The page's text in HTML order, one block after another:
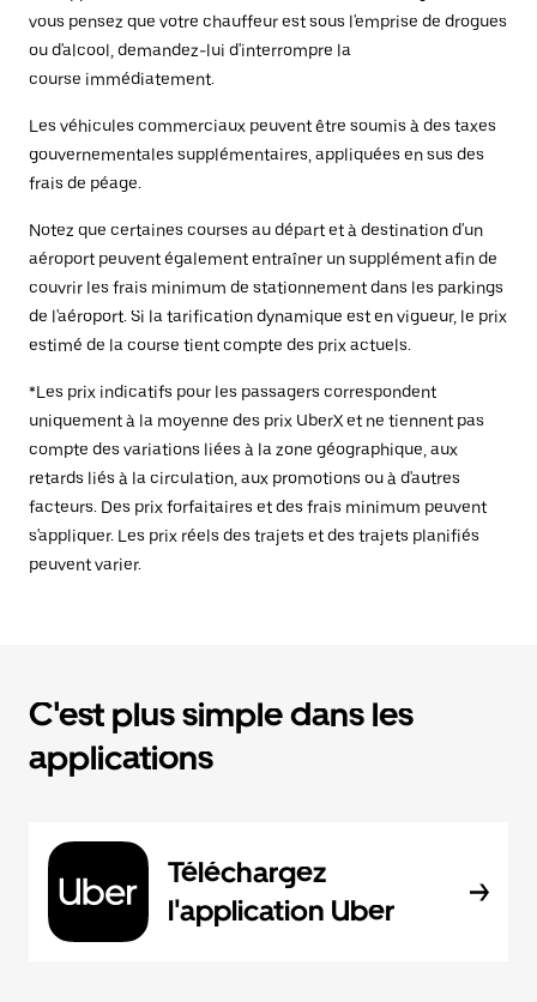
vous pensez que votre chauffeur est sous l'emprise de drogues
ou d'alcool, demandez-lui d'interrompre la
course immédiatement.
Les véhicules commerciaux peuvent être soumis à des taxes
gouvernementales supplémentaires, appliquées en sus des
frais de péage.
Notez que certaines courses au départ et à destination d'un
aéroport peuvent également entraîner un supplément afin de
couvrir les frais minimum de stationnement dans les parkings
de l'aéroport. Si la tarification dynamique est en vigueur, le prix
estimé de la course tient compte des prix actuels.
*Les prix indicatifs pour les passagers correspondent
uniquement à la moyenne des prix UberX et ne tiennent pas
compte des variations liées à la zone géographique, aux
retards liés à la circulation, aux promotions ou à d'autres
facteurs. Des prix forfaitaires et des frais minimum peuvent
s'appliquer. Les prix réels des trajets et des trajets planifiés
peuvent varier.
C'est plus simple dans les
applications
Téléchargez
l'application Uber